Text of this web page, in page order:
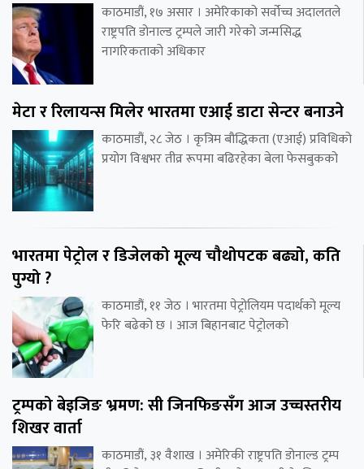
काठमाडौं, १७ असार । अमेरिकाको सर्वोच्च अदालतले
राष्ट्रपति डोनाल्ड ट्रम्पले जारी गरेको जन्मसिद्ध
नागरिकताको अधिकार
मेटा र रिलायन्स मिलेर भारतमा एआई डाटा सेन्टर बनाउने
काठमाडौं, २८ जेठ । कृत्रिम बौद्धिकता (एआई) प्रविधिको
प्रयोग विश्वभर तीव्र रूपमा बढिरहेका बेला फेसबुकको
भारतमा पेट्रोल र डिजेलको मूल्य चौथोपटक बढ्यो, कति
पुग्यो ?
काठमाडौं, ११ जेठ । भारतमा पेट्रोलियम पदार्थको मूल्य
फेरि बढेको छ । आज बिहानबाट पेट्रोलको
ट्रम्पको बेइजिङ भ्रमण: सी जिनफिङसँग आज उच्चस्तरीय
शिखर वार्ता
काठमाडौं, ३१ वैशाख । अमेरिकी राष्ट्रपति डोनाल्ड ट्रम्प